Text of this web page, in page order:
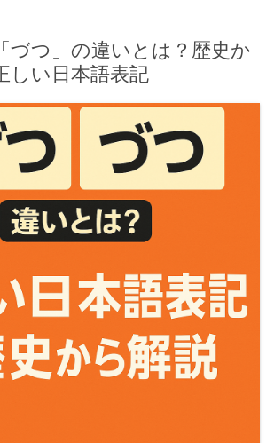
づつ」の違いとは？歴史か
しい日本語表記